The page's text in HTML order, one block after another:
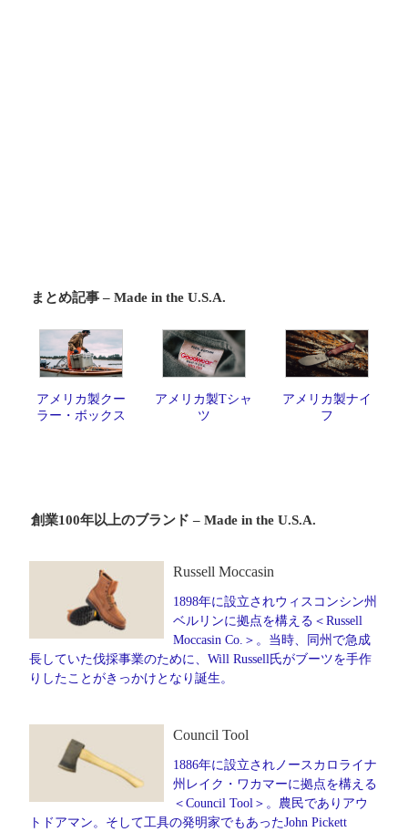
まとめ記事 – Made in the U.S.A.
アメリカ製クー
ラー・ボックス
アメリカ製Tシャ
ツ
アメリカ製ナイ
フ
創業100年以上のブランド – Made in the U.S.A.
Russell Moccasin
1898年に設立されウィスコンシン州
ベルリンに拠点を構える＜Russell
Moccasin Co.＞。当時、同州で急成
長していた伐採事業のために、Will Russell氏がブーツを手作
りしたことがきっかけとなり誕生。
Council Tool
1886年に設立されノースカロライナ
州レイク・ワカマーに拠点を構える
＜Council Tool＞。農民でありアウ
トドアマン。そして工具の発明家でもあったJohn Pickett